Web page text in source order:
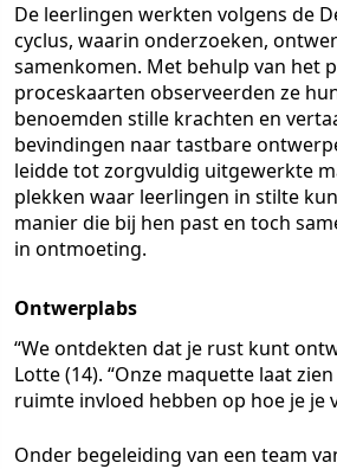
De leerlingen werkten volgens de
cyclus, waarin onderzoeken,
samenkomen. Met behulp van het
proceskaarten observeerden ze
benoemden stille krachten en
bevindingen naar tastbare
leidde tot zorgvuldig uitgewerkte
plekken waar leerlingen in stilte
manier die bij hen past en toch
in ontmoeting.
Ontwerplabs
“We ontdekten dat je rust kunt
Lotte (14). “Onze maquette laat
ruimte invloed hebben op hoe je je
Onder begeleiding van een team